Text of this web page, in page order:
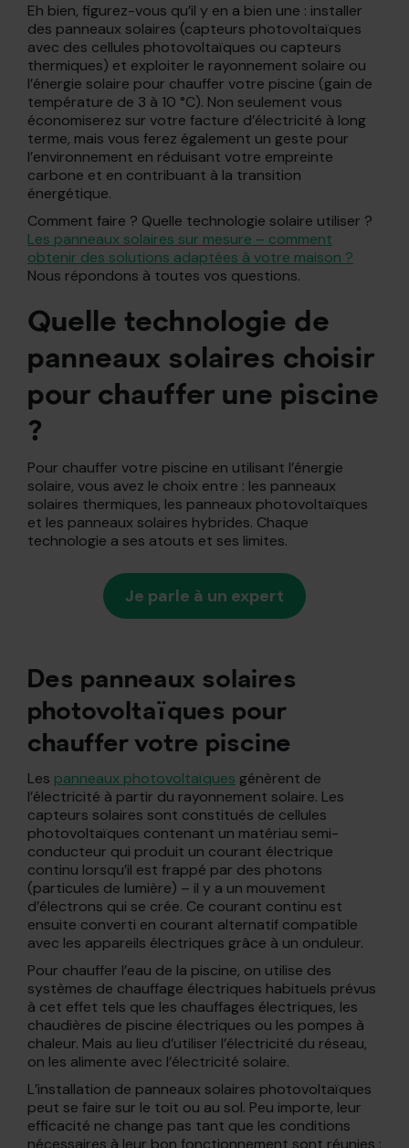
Eh bien, figurez-vous qu’il y en a bien une : installer
des panneaux solaires (capteurs photovoltaïques
avec des cellules photovoltaïques ou capteurs
thermiques) et exploiter le rayonnement solaire ou
l’énergie solaire pour chauffer votre piscine (gain de
température de 3 à 10 °C). Non seulement vous
économiserez sur votre facture d’électricité à long
terme, mais vous ferez également un geste pour
l’environnement en réduisant votre empreinte
carbone et en contribuant à la transition
énergétique.
Comment faire ? Quelle technologie solaire utiliser ?
Les panneaux solaires sur mesure – comment
obtenir des solutions adaptées à votre maison ?
Nous répondons à toutes vos questions.
Quelle technologie de
panneaux solaires choisir
pour chauffer une piscine
?
Pour chauffer votre piscine en utilisant l’énergie
solaire, vous avez le choix entre : les panneaux
solaires thermiques, les panneaux photovoltaïques
et les panneaux solaires hybrides. Chaque
technologie a ses atouts et ses limites.
Je parle à un expert
Des panneaux solaires
photovoltaïques pour
chauffer votre piscine
Les panneaux photovoltaïques génèrent de
l’électricité à partir du rayonnement solaire. Les
capteurs solaires sont constitués de cellules
photovoltaïques contenant un matériau semi-
conducteur qui produit un courant électrique
continu lorsqu’il est frappé par des photons
(particules de lumière) – il y a un mouvement
d’électrons qui se crée. Ce courant continu est
ensuite converti en courant alternatif compatible
avec les appareils électriques grâce à un onduleur.
Pour chauffer l’eau de la piscine, on utilise des
systèmes de chauffage électriques habituels prévus
à cet effet tels que les chauffages électriques, les
chaudières de piscine électriques ou les pompes à
chaleur. Mais au lieu d’utiliser l’électricité du réseau,
on les alimente avec l’électricité solaire.
L’installation de panneaux solaires photovoltaïques
peut se faire sur le toit ou au sol. Peu importe, leur
efficacité ne change pas tant que les conditions
nécessaires à leur bon fonctionnement sont réunies :